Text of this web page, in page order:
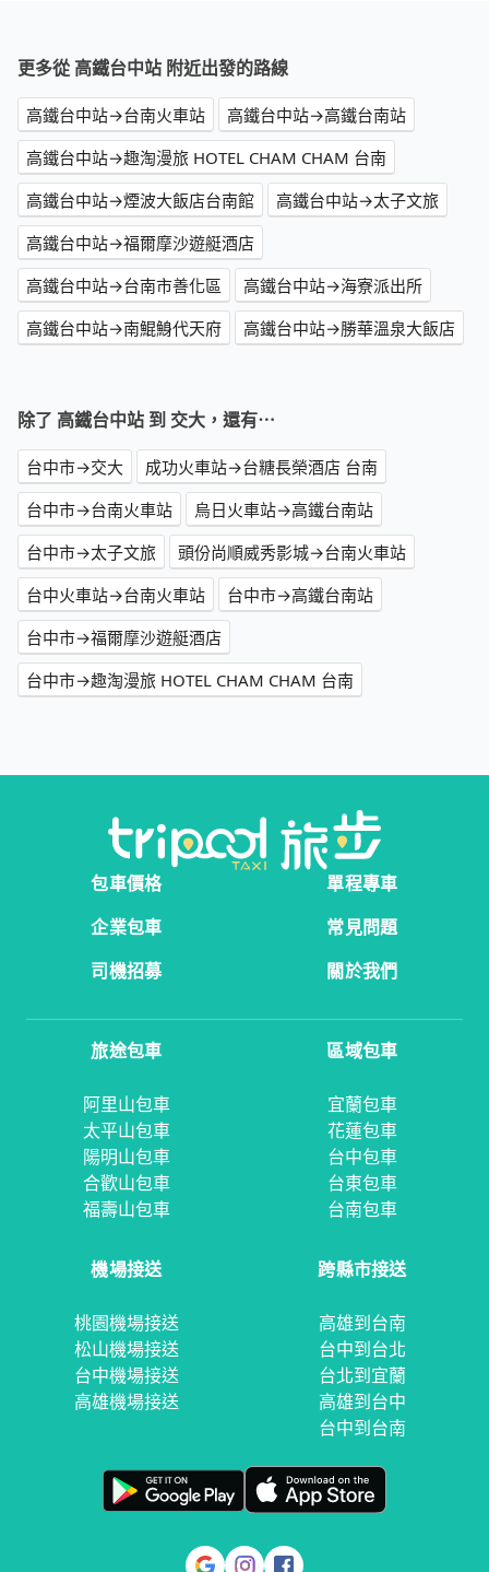
更多從 高鐵台中站 附近出發的路線
高鐵台中站→台南火車站
高鐵台中站→高鐵台南站
高鐵台中站→趣淘漫旅 HOTEL CHAM CHAM 台南
高鐵台中站→煙波大飯店台南館
高鐵台中站→太子文旅
高鐵台中站→福爾摩沙遊艇酒店
高鐵台中站→台南市善化區
高鐵台中站→海寮派出所
高鐵台中站→南鯤鯓代天府
高鐵台中站→勝華溫泉大飯店
除了 高鐵台中站 到 交大，還有⋯
台中市→交大
成功火車站→台糖長榮酒店 台南
台中市→台南火車站
烏日火車站→高鐵台南站
台中市→太子文旅
頭份尚順威秀影城→台南火車站
台中火車站→台南火車站
台中市→高鐵台南站
台中市→福爾摩沙遊艇酒店
台中市→趣淘漫旅 HOTEL CHAM CHAM 台南
包車價格
單程專車
企業包車
常見問題
司機招募
關於我們
旅途包車
阿里山包車
太平山包車
陽明山包車
合歡山包車
福壽山包車
區域包車
宜蘭包車
花蓮包車
台中包車
台東包車
台南包車
機場接送
桃園機場接送
松山機場接送
台中機場接送
高雄機場接送
跨縣市接送
高雄到台南
台中到台北
台北到宜蘭
高雄到台中
台中到台南